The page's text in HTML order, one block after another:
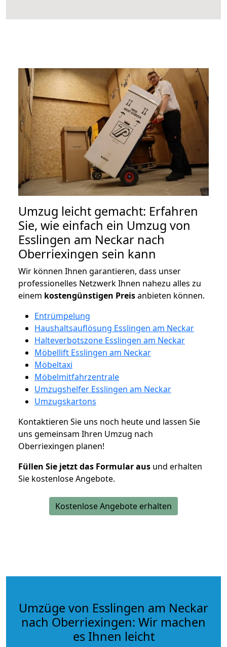
Umzug leicht gemacht: Erfahren
Sie, wie einfach ein Umzug von
Esslingen am Neckar nach
Oberriexingen sein kann
Wir können Ihnen garantieren, dass unser
professionelles Netzwerk Ihnen nahezu alles zu
einem kostengünstigen Preisanbieten können.
Entrümpelung
Haushaltsauflösung Esslingen am Neckar
Halteverbotszone Esslingen am Neckar
Möbellift Esslingen am Neckar
Möbeltaxi
Möbelmitfahrzentrale
Umzugshelfer Esslingen am Neckar
Umzugskartons
Kontaktieren Sie uns noch heute und lassen Sie
uns gemeinsam Ihren Umzug nach
Oberriexingen planen!
Füllen Sie jetzt das Formular aus und erhalten
Sie kostenlose Angebote.
Kostenlose Angebote erhalten
Umzüge von Esslingen am Neckar
nach Oberriexingen: Wir machen
es Ihnen leicht